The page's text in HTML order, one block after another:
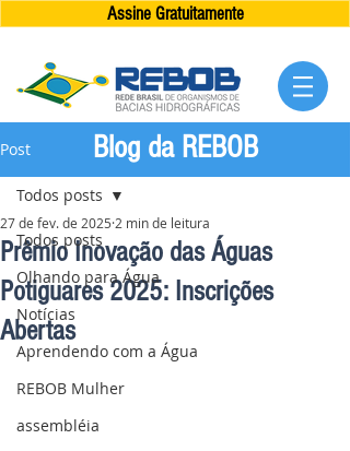
Assine Gratuitamente
Post
Todos posts
Olhando para Água
Notícias
Aprendendo com a Água
REBOB Mulher
assembléia
Todos posts
Prêmio Inovação das Águas
Potiguares 2025: Inscrições
Abertas
27 de fev. de 2025 2 min de leitura
Blog da REBOB